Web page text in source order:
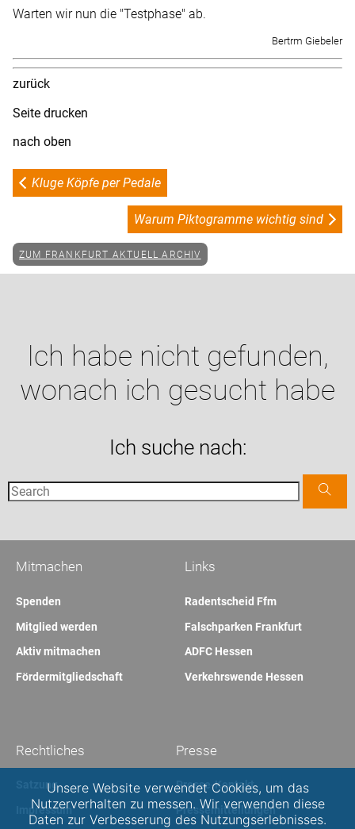
Warten wir nun die "Testphase" ab.
Bertrm Giebeler
zurück
Seite drucken
nach oben
Kluge Köpfe per Pedale
Warum Piktogramme wichtig sind
ZUM FRANKFURT AKTUELL ARCHIV
Ich habe nicht gefunden,
wonach ich gesucht habe
Ich suche nach:
Links
Radentscheid Ffm
Falschparken Frankfurt
ADFC Hessen
Verkehrswende Hessen
Mitmachen
Spenden
Mitglied werden
Aktiv mitmachen
Fördermitgliedschaft
Presse
Presse-Kontakt
Pressemitteilungen
Rechtliches
Satzung
Impressum
Unsere Website verwendet Cookies, um das
Nutzerverhalten zu messen. Wir verwenden diese
Daten zur Verbesserung des Nutzungserlebnisses.